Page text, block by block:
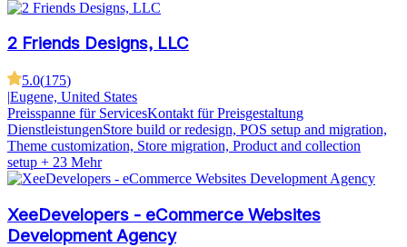
2 Friends Designs, LLC
5.0(175)
|Eugene, United States
Preisspanne für ServicesKontakt für Preisgestaltung
DienstleistungenStore build or redesign, POS setup and migration,
Theme customization, Store migration, Product and collection
setup + 23 Mehr
XeeDevelopers - eCommerce Websites
Development Agency